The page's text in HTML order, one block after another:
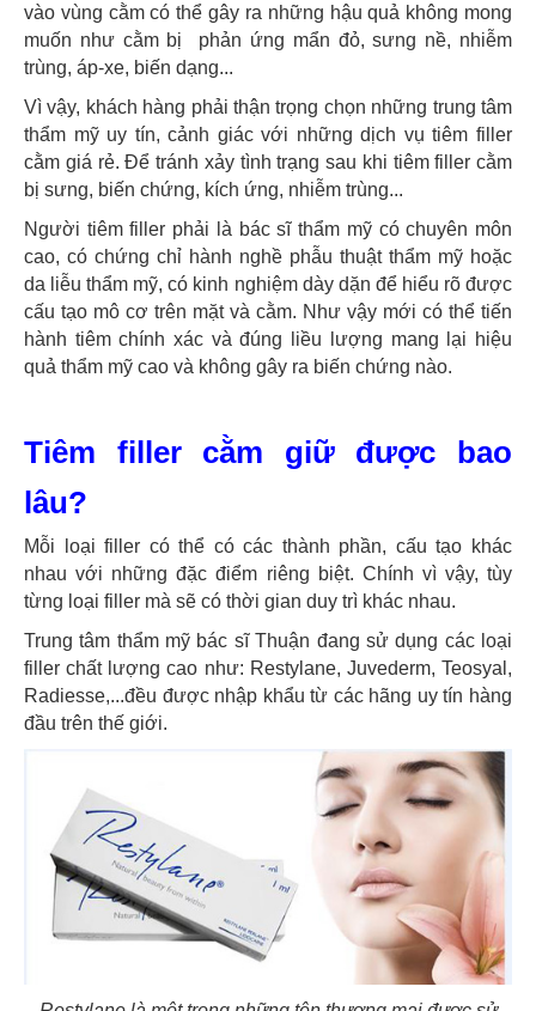
vào vùng cằm có thể gây ra những hậu quả không mong
muốn như cằm bị phản ứng mẩn đỏ, sưng nề, nhiễm
trùng, áp-xe, biến dạng...
Vì vậy, khách hàng phải thận trọng chọn những trung tâm
thẩm mỹ uy tín, cảnh giác với những dịch vụ tiêm filler
cằm giá rẻ. Để tránh xảy tình trạng sau khi tiêm filler cằm
bị sưng, biến chứng, kích ứng, nhiễm trùng...
Người tiêm filler phải là bác sĩ thẩm mỹ có chuyên môn
cao, có chứng chỉ hành nghề phẫu thuật thẩm mỹ hoặc
da liễu thẩm mỹ, có kinh nghiệm dày dặn để hiểu rõ được
cấu tạo mô cơ trên mặt và cằm. Như vậy mới có thể tiến
hành tiêm chính xác và đúng liều lượng mang lại hiệu
quả thẩm mỹ cao và không gây ra biến chứng nào.
Tiêm filler cằm giữ được bao
lâu?
Mỗi loại filler có thể có các thành phần, cấu tạo khác
nhau với những đặc điểm riêng biệt. Chính vì vậy, tùy
từng loại filler mà sẽ có thời gian duy trì khác nhau.
Trung tâm thẩm mỹ bác sĩ Thuận đang sử dụng các loại
filler chất lượng cao như: Restylane, Juvederm, Teosyal,
Radiesse,...đều được nhập khẩu từ các hãng uy tín hàng
đầu trên thế giới.